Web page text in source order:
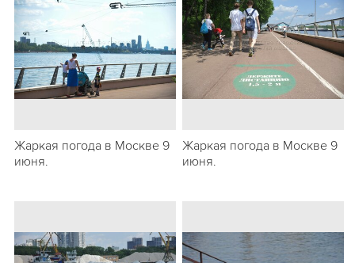
Жаркая погода в Москве 9
июня.
Жаркая погода в Москве 9
июня.